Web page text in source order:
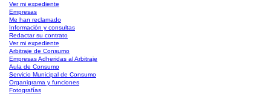
Ver mi expediente
Empresas
Me han reclamado
Información y consultas
Redactar su contrato
Ver mi expediente
Arbitraje de Consumo
Empresas Adheridas al Arbitraje
Aula de Consumo
Servicio Municipal de Consumo
Organigrama y funciones
Fotografías